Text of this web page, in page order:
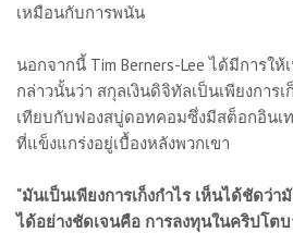
เหมือนกับการพนัน
นอกจากนี้ Tim Berners-Lee ได้มีการใ
กล่าวนั้นว่า สกุลเงินดิจิทัลเป็นเพียงการเ
เทียบกับฟองสบู่ดอทคอมซึ่งมีสต็อกอินเ
ที่แข็งแกร่งอยู่เบื้องหลังพวกเขา
“มันเป็นเพียงการเก็งกำไร เห็นได้ชัดว่
ได้อย่างชัดเจนคือ การลงทุนในคริปโต